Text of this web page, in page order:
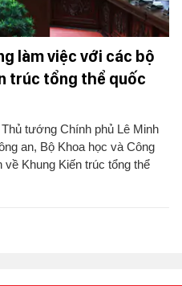
làm việc với các bộ
trúc tổng thể quốc
tướng Chính phủ Lê Minh
an, Bộ Khoa học và Công
về Khung Kiến trúc tổng thể